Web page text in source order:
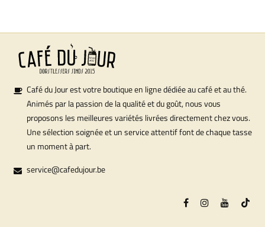
Café du Jour est votre boutique en ligne dédiée au café et au thé.
Animés par la passion de la qualité et du goût, nous vous
proposons les meilleures variétés livrées directement chez vous.
Une sélection soignée et un service attentif font de chaque tasse
un moment à part.
service@cafedujour.be